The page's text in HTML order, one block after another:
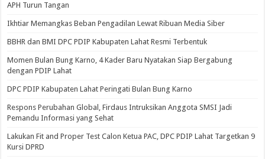
APH Turun Tangan
Ikhtiar Memangkas Beban Pengadilan Lewat Ribuan Media Siber
BBHR dan BMI DPC PDIP Kabupaten Lahat Resmi Terbentuk
Momen Bulan Bung Karno, 4 Kader Baru Nyatakan Siap Bergabung
dengan PDIP Lahat
DPC PDIP Kabupaten Lahat Peringati Bulan Bung Karno
Respons Perubahan Global, Firdaus Intruksikan Anggota SMSI Jadi
Pemandu Informasi yang Sehat
Lakukan Fit and Proper Test Calon Ketua PAC, DPC PDIP Lahat Targetkan 9
Kursi DPRD